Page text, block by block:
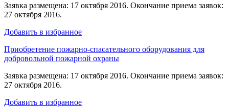
Заявка размещена: 17 октября 2016. Окончание приема заявок:
27 октября 2016.
Добавить в избранное
Приобретение пожарно-спасательного оборудования для
добровольной пожарной охраны
Заявка размещена: 17 октября 2016. Окончание приема заявок:
27 октября 2016.
Добавить в избранное